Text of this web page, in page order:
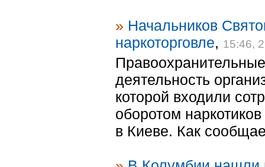
» Начальников
наркоторговле, 15:46,
деятельность
которой входили
оборотом
в Киеве. Как